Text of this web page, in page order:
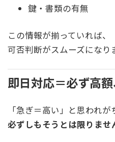
鍵・書類の有無
この情報が揃っていれば、
可否判断がスムーズになり
即日対応＝必ず高
「急ぎ＝高い」と思われが
必ずしもそうとは限りませ